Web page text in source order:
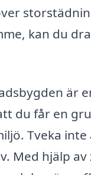
kan du
är
du får en
Tveka
Med hjälp